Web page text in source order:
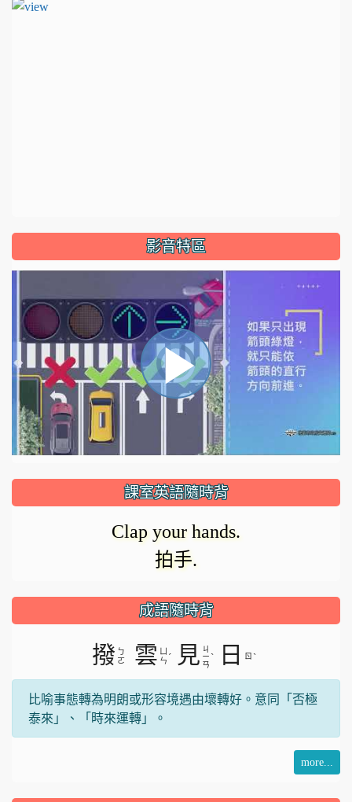
影音特區
視
頻
正
載
入。
播
放
影
片
課室英語隨時背
Clap your hands.
拍手.
成語隨時背
撥 ㄅ
ㄛ
雲 ㄣ ˊ 見 ㄐ
ㄧ
ㄢ
ˋ 日 ㄖ ˋ
比喻事態轉為明朗或形容境遇由壞轉好。意同「否極
泰來」、「時來運轉」。
more...